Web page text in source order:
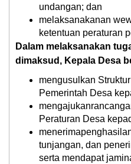
undangan; dan
melaksanakanan
ketentuan peraturan
Dalam melaksanakan
dimaksud, Kepala Desa
mengusulkan
Pemerintah Desa
Peraturan Desa
tunjangan, dan
serta mendapat